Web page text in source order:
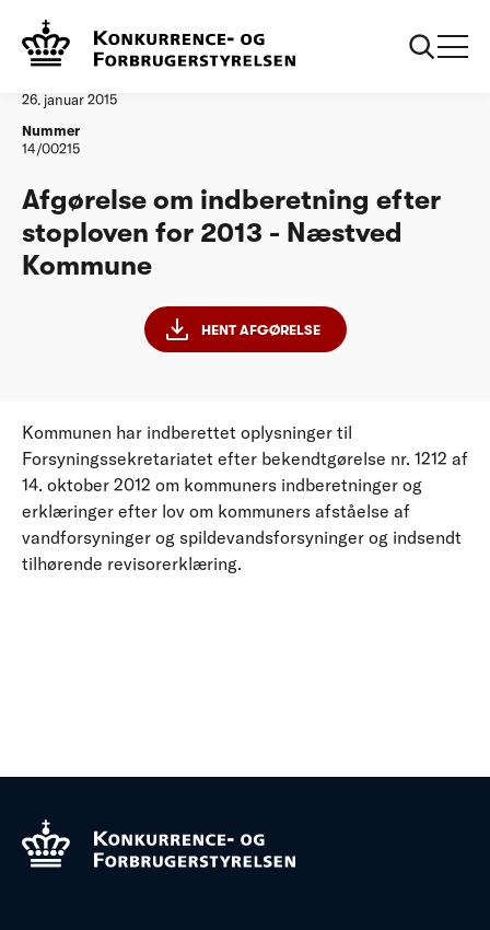
Vandtilsyn
26. januar 2015
Nummer
14/00215
Afgørelse om indberetning efter
stoploven for 2013 - Næstved
Kommune
HENT AFGØRELSE
Kommunen har indberettet oplysninger til
Forsyningssekretariatet efter bekendtgørelse nr. 1212 af
14. oktober 2012 om kommuners indberetninger og
erklæringer efter lov om kommuners afståelse af
vandforsyninger og spildevandsforsyninger og indsendt
tilhørende revisorerklæring.